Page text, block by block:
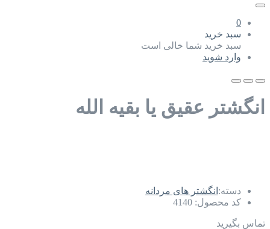
0
سبد خرید
سبد خرید شما خالی است
وارد شوید
انگشتر عقیق یا بقیه الله
دسته: انگشتر های مردانه
کد محصول: 4140
تماس بگیرید